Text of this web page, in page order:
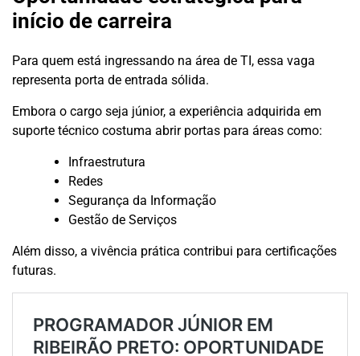
início de carreira
Para quem está ingressando na área de TI, essa vaga
representa porta de entrada sólida.
Embora o cargo seja júnior, a experiência adquirida em
suporte técnico costuma abrir portas para áreas como:
Infraestrutura
Redes
Segurança da Informação
Gestão de Serviços
Além disso, a vivência prática contribui para certificações
futuras.